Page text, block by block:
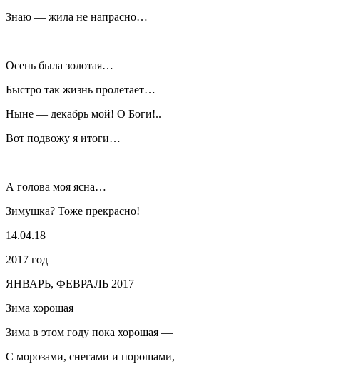
Знаю — жила не напрасно…
Осень была золотая…
Быстро так жизнь пролетает…
Ныне — декабрь мой! О Боги!..
Вот подвожу я итоги…
А голова моя ясна…
Зимушка? Тоже прекрасно!
14.04.18
2017 год
ЯНВАРЬ, ФЕВРАЛЬ 2017
Зима хорошая
Зима в этом году пока хорошая —
С морозами, снегами и порошами,